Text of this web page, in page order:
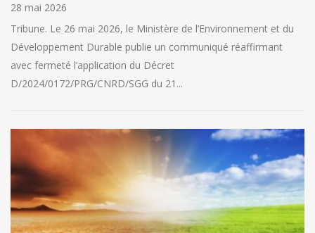
28 mai 2026
Tribune. Le 26 mai 2026, le Ministère de l’Environnement et du
Développement Durable publie un communiqué réaffirmant
avec fermeté l’application du Décret
D/2024/0172/PRG/CNRD/SGG du 21...